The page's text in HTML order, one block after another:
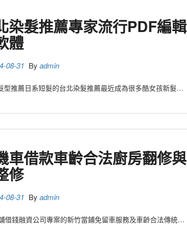
染髮推薦專家流行PDF編輯
體
08-31 By admin
推薦日系短髮的台北染髮推薦最近成為很多酷女孩新髮…
車借款車齡合法廚房翻修與
修
08-31 By admin
借錢融資公司專案的新竹當鋪免留車服務及車齡合法傳統…